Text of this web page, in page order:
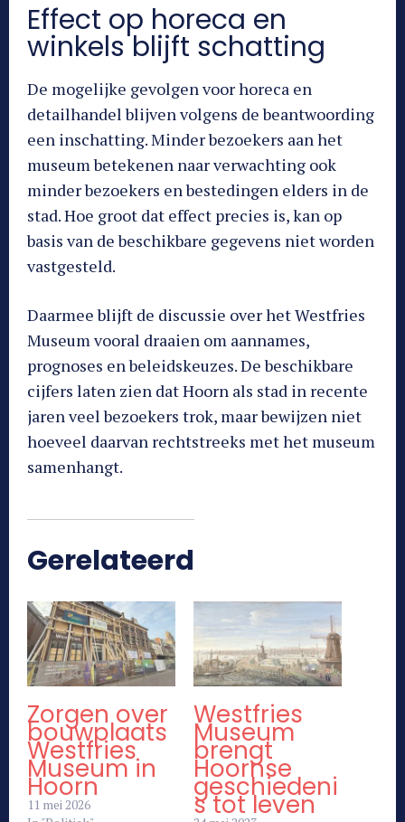
Effect op horeca en
winkels blijft schatting
De mogelijke gevolgen voor horeca en
detailhandel blijven volgens de beantwoording
een inschatting. Minder bezoekers aan het
museum betekenen naar verwachting ook
minder bezoekers en bestedingen elders in de
stad. Hoe groot dat effect precies is, kan op
basis van de beschikbare gegevens niet worden
vastgesteld.
Daarmee blijft de discussie over het Westfries
Museum vooral draaien om aannames,
prognoses en beleidskeuzes. De beschikbare
cijfers laten zien dat Hoorn als stad in recente
jaren veel bezoekers trok, maar bewijzen niet
hoeveel daarvan rechtstreeks met het museum
samenhangt.
Gerelateerd
Zorgen over
bouwplaats
Westfries
Museum in
Hoorn
11 mei 2026
Westfries
Museum
brengt
Hoornse
geschiedeni
s tot leven